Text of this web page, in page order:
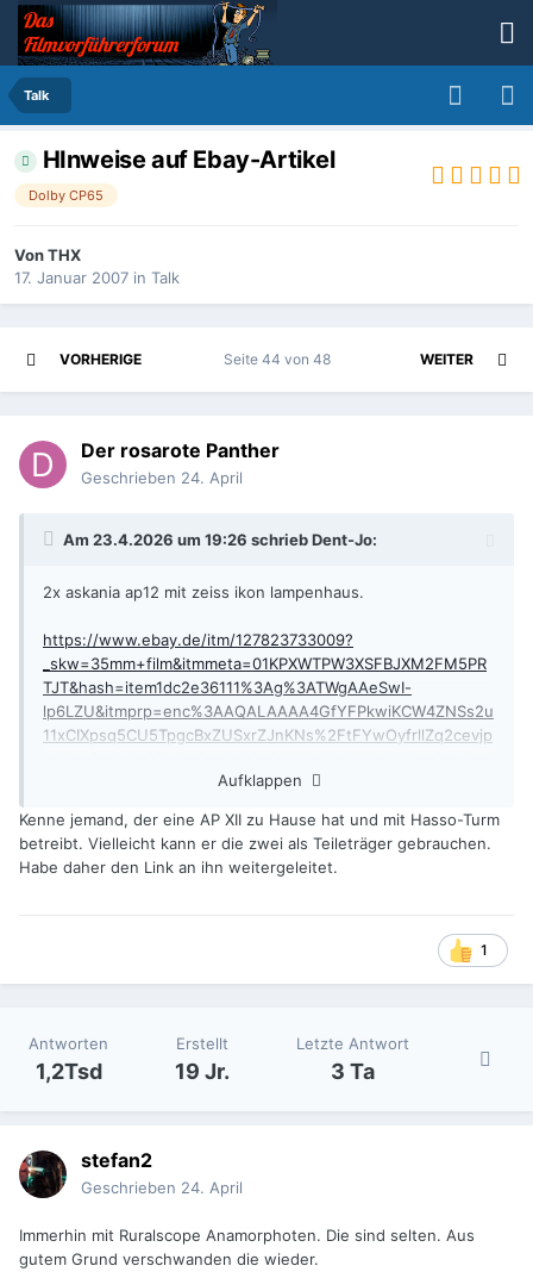
Talk
HInweise auf Ebay-Artikel
Dolby CP65
VonTHX
17. Januar 2007 in Talk
VORHERIGE WEITER
Seite 44 von 48
Der rosarote Panther
Geschrieben 24. April
Am 23.4.2026 um 19:26 schriebDent-Jo:
2x askania ap12 mit zeiss ikon lampenhaus.
https://www.ebay.de/itm/127823733009?
_skw=35mm+film&itmmeta=01KPXWTPW3XSFBJXM2FM5PR
TJT&hash=item1dc2e36111%3Ag%3ATWgAAeSwI-
lp6LZU&itmprp=enc%3AAQALAAAA4GfYFPkwiKCW4ZNSs2u
11xCIXpsq5CU5TpgcBxZUSxrZJnKNs%2FtFYwOyfrllZq2cevjp
5nSBAYWQOr%2FqWtM0bQuDFdSckcryHCTCP8W5AkMmX3
EGHtLW%2BPzQuMyu20Fl6mqlMGLSTavq%2B%2FyhbjeANI0
mpFrOmN2rX9zNBPOuNUajtrDpv0%2BWoNiklWmbDYw46cA
BVpOiUjhX0X4%2BK%2Fa8AQ|tkp%3ABk9SR7Tu6ry3Zw&key
Aufklappen
Kenne jemand, der eine AP XII zu Hause hat und mit Hasso-Turm
betreibt. Vielleicht kann er die zwei als Teileträger gebrauchen.
Habe daher den Link an ihn weitergeleitet.
1
Antworten
1,2Tsd
Erstellt
19 Jr.
Letzte Antwort
3 Ta
stefan2
Geschrieben 24. April
Immerhin mit Ruralscope Anamorphoten. Die sind selten. Aus
gutem Grund verschwanden die wieder.